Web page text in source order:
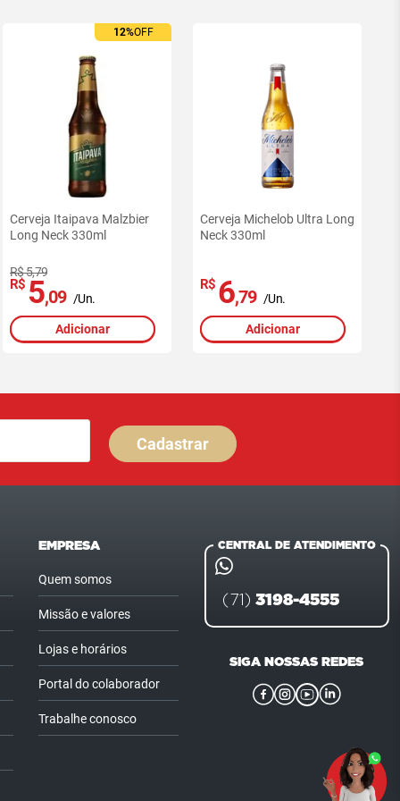
12%OFF
Cerveja Itaipava Malzbier
Long Neck 330ml
R$ 5,79
R$ 5,09 /Un.
Adicionar
Cerveja Michelob Ultra Long
Neck 330ml
R$ 6,79 /Un.
Adicionar
Cadastrar
EMPRESA
Quem somos
Missão e valores
Lojas e horários
Portal do colaborador
Trabalhe conosco
CENTRAL DE ATENDIMENTO
(71) 3198-4555
SIGA NOSSAS REDES